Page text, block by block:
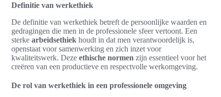
Definitie van werkethiek
De definitie van werkethiek betreft de persoonlijke waarden en
gedragingen die men in de professionele sfeer vertoont. Een
sterke arbeidsethiek houdt in dat men verantwoordelijk is,
openstaat voor samenwerking en zich inzet voor
kwaliteitswerk. Deze ethische normen zijn essentieel voor het
creëren van een productieve en respectvolle werkomgeving.
De rol van werkethiek in een professionele omgeving